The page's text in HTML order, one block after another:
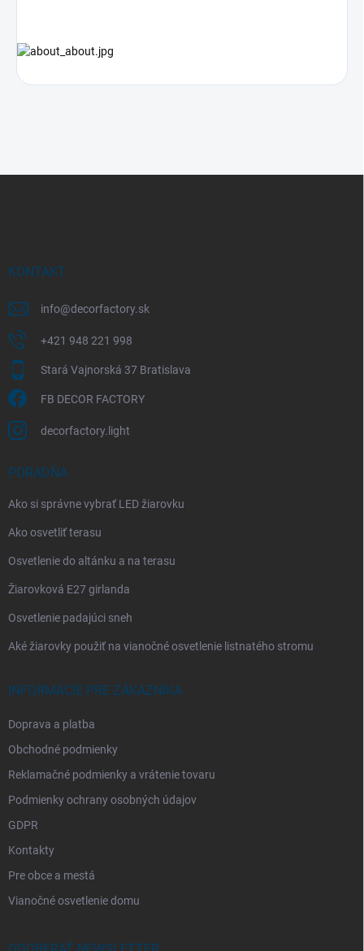
KONTAKT
info@decorfactory.sk
+421 948 221 998
Stará Vajnorská 37 Bratislava
FB DECOR FACTORY
decorfactory.light
PORADŇA
Ako si správne vybrať LED žiarovku
Ako osvetliť terasu
Osvetlenie do altánku a na terasu
Žiarovková E27 girlanda
Osvetlenie padajúci sneh
Aké žiarovky použiť na vianočné osvetlenie listnatého stromu
INFORMÁCIE PRE ZÁKAZNÍKA
Doprava a platba
Obchodné podmienky
Reklamačné podmienky a vrátenie tovaru
Podmienky ochrany osobných údajov
GDPR
Kontakty
Pre obce a mestá
Vianočné osvetlenie domu